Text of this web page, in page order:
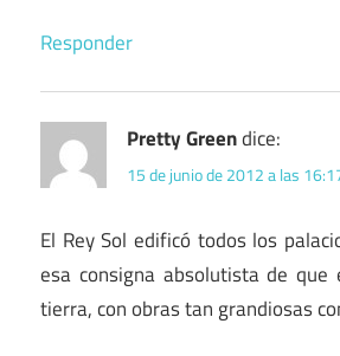
Responder
Pretty Greendice:
15 de junio de 2012 a las
El Rey Sol edificó todos los
esa consigna absolutista de
tierra, con obras tan grandiosas